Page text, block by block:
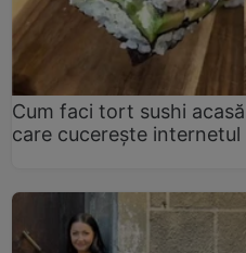
Cum faci tort sushi
care cucerește internetul